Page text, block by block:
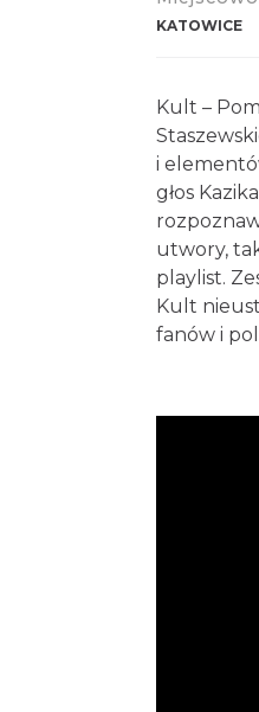
KATOWICE
Kult –
i
głos
utwory,
playlist.
Kult
fanów i